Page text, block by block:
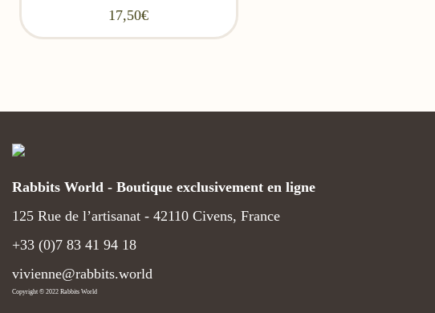
17,50€
Rabbits World - Boutique exclusivement en ligne
125 Rue de l’artisanat - 42110 Civens, France
+33 (0)7 83 41 94 18
vivienne@rabbits.world
Copyright © 2022 Rabbits World